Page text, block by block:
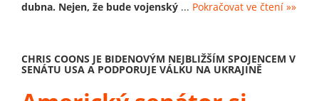
dubna. Nejen, že bude vojenský ... Pokračovat ve čtení »»
CHRIS COONS JE BIDENOVÝM NEJBLIŽŠÍM SPOJENCEM V
SENÁTU USA A PODPORUJE VÁLKU NA UKRAJINĚ